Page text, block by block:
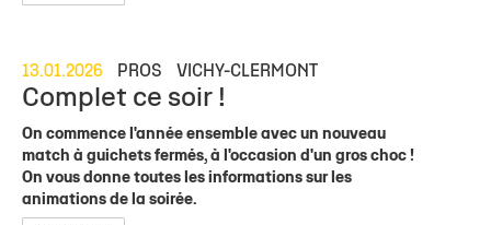
13.01.2026 PROS VICHY-CLERMONT
Complet ce soir !
On commence l'année ensemble avec un nouveau
match à guichets fermés, à l'occasion d'un gros choc !
On vous donne toutes les informations sur les
animations de la soirée.